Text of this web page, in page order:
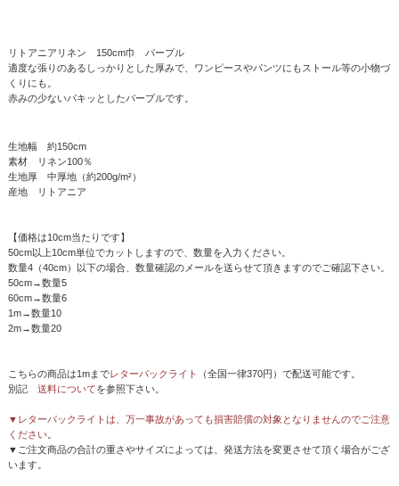
リトアニアリネン 150cm巾 パープル
適度な張りのあるしっかりとした厚みで、ワンピースやパンツにもストール等の小物づ
くりにも。
赤みの少ないパキッとしたパープルです。
生地幅 約150cm
素材 リネン100％
生地厚 中厚地（約200g/m²）
産地 リトアニア
【価格は10cm当たりです】
50cm以上10cm単位でカットしますので、数量を入力ください。
数量4（40cm）以下の場合、数量確認のメールを送らせて頂きますのでご確認下さい。
50cm→数量5
60cm→数量6
1m→数量10
2m→数量20
こちらの商品は1mまでレターパックライト
（全国一律370円）で配送可能です。
別記 送料についてを参照下さい。
▼レターパックライトは、万一事故があっても損害賠償の対象となりませんのでご注意
ください。
▼ご注文商品の合計の重さやサイズによっては、発送方法を変更させて頂く場合がござ
います。